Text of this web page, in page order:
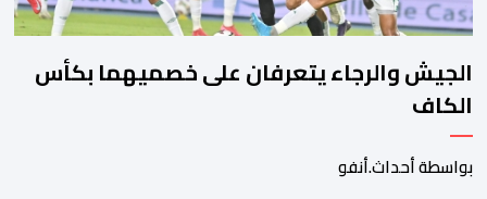
الجيش والرجاء يتعرفان على خصميهما بكأس
الكاف
بواسطة أحداث.أنفو